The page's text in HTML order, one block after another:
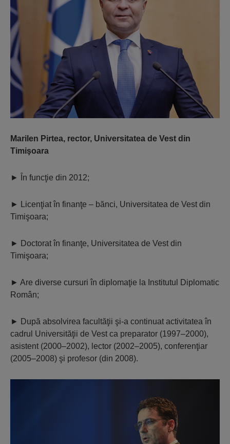
Marilen Pirtea, rector, Universitatea de Vest din
Timişoara
► În funcţie din 2012;
►
Licenţiat în finanţe – bănci, Universitatea de Vest din
Timişoara;
►
Doctorat în finanţe, Universitatea de Vest din
Timişoara;
► Are diverse cursuri în diplomaţie la Institutul Diplomatic
Român;
►
După absolvirea facultăţii şi-a continuat activitatea în
cadrul Universităţii de Vest ca preparator (1997–2000),
asistent (2000–2002), lector (2002–2005), conferenţiar
(2005–2008) şi profesor (din 2008).